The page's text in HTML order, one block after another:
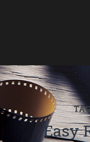
TAG
Easy